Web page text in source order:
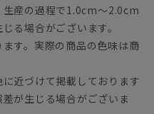
産の過程で1.0cm～2.0cm
る場合がございます。
す。実際の商品の色味は商
近づけて掲載しております
が生じる場合がございま